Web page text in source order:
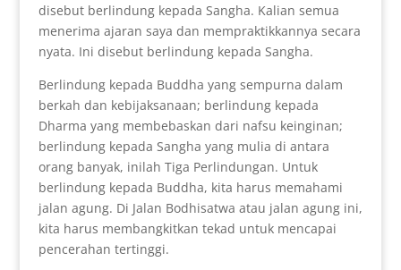
disebut berlindung kepada Sangha. Kalian semua
menerima ajaran saya dan mempraktikkannya secara
nyata. Ini disebut berlindung kepada Sangha.
Berlindung kepada Buddha yang sempurna dalam
berkah dan kebijaksanaan; berlindung kepada
Dharma yang membebaskan dari nafsu keinginan;
berlindung kepada Sangha yang mulia di antara
orang banyak, inilah Tiga Perlindungan. Untuk
berlindung kepada Buddha, kita harus memahami
jalan agung. Di Jalan Bodhisatwa atau jalan agung ini,
kita harus membangkitkan tekad untuk mencapai
pencerahan tertinggi.